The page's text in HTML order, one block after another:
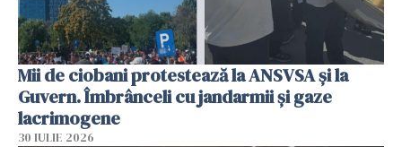
Mii de ciobani protestează la ANSVSA și la
Guvern. Îmbrânceli cu jandarmii și gaze
lacrimogene
30 IULIE 2026